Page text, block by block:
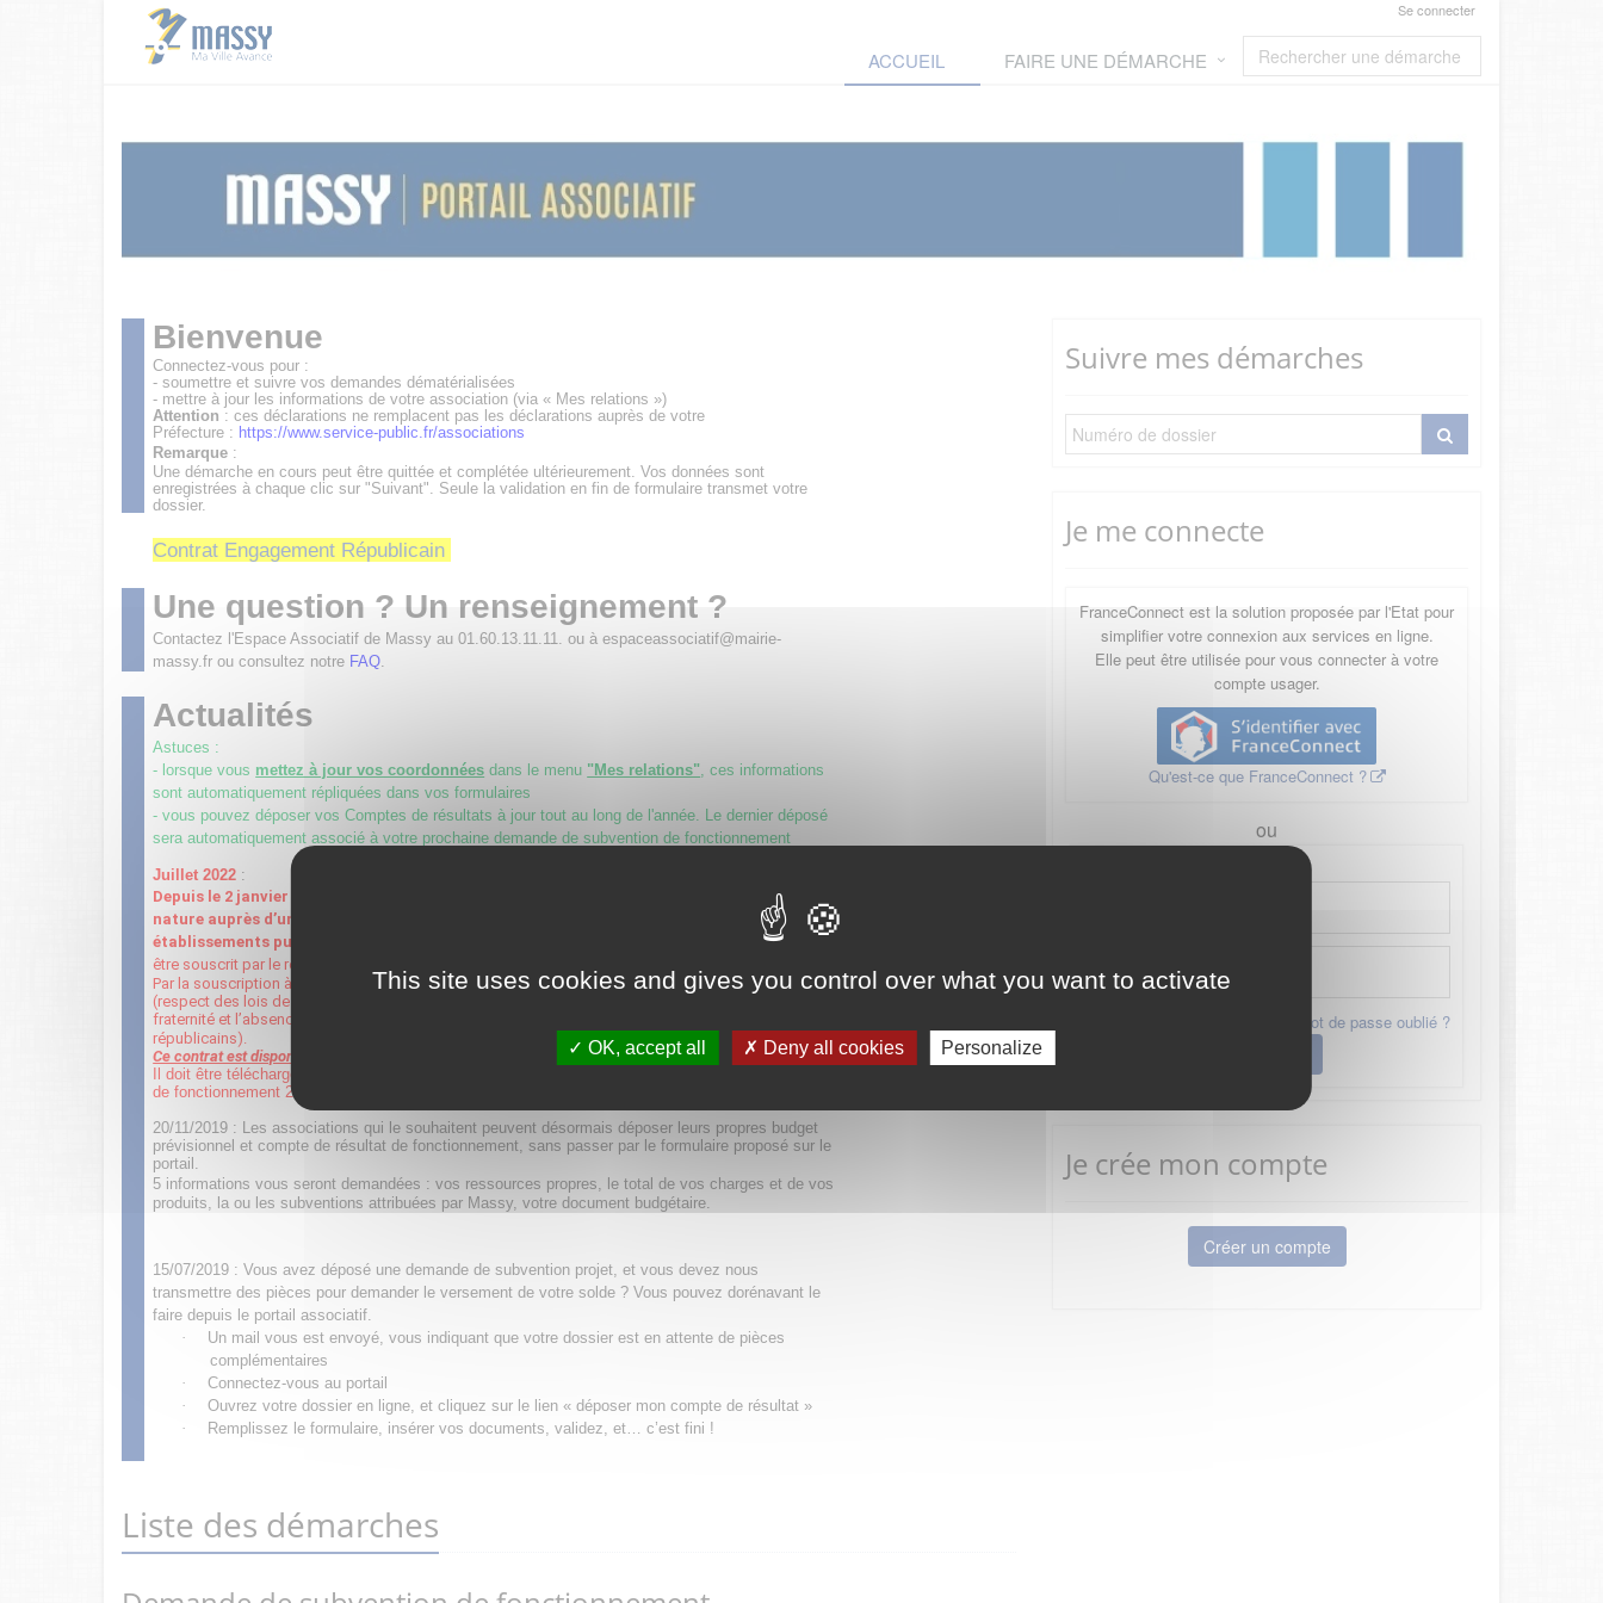
Se connecter
ACCUEIL FAIRE UNE DÉMARCHE
Bienvenue
Connectez-vous pour :
- soumettre et suivre vos demandes dématérialisées
- mettre à jour les informations de votre association (via « Mes relations »)
Attention : ces déclarations ne remplacent pas les déclarations auprès de votre
Préfecture : https://www.service-public.fr/associations
Remarque :
Une démarche en cours peut être quittée et complétée ultérieurement. Vos données sont
enregistrées à chaque clic sur "Suivant". Seule la validation en fin de formulaire transmet votre
dossier.
Contrat Engagement Républicain
Une question ? Un renseignement ?
Contactez l'Espace Associatif de Massy au 01.60.13.11.11. ou à espaceassociatif@mairie-
massy.fr ou consultez notre FAQ.
Actualités
Astuces :
- lorsque vous mettez à jour vos coordonnées dans le menu "Mes relations", ces informations
sont automatiquement répliquées dans vos formulaires
- vous pouvez déposer vos Comptes de résultats à jour tout au long de l'année. Le dernier déposé
sera automatiquement associé à votre prochaine demande de subvention de fonctionnement
Juillet 2022 :
Depuis le 2 janvier 2022, toute association sollicitant une subvention, un avantage en
nature auprès d’une autorité administrative (État, collectivités territoriales,
établissements publics
) doit être signataire du contrat d’engagement républicain
être souscrit par le représentant légal de l’association ou la fondation.
Par la souscription à ce contrat, l’association s’engage à respecter les principes républicains
(respect des lois de la république, la liberté de conscience, l’égalité et la non discrimination, la
fraternité et l’absence de violence, le respect de la dignité humaine, le respect des symboles
républicains).
Ce contrat est disponible ci-dessus.
Il doit être téléchargé, signé et intégré en pièce jointe à votre dossier de demande de subvention
de fonctionnement 2023.
20/11/2019 : Les associations qui le souhaitent peuvent désormais déposer leurs propres budget
prévisionnel et compte de résultat de fonctionnement, sans passer par le formulaire proposé sur le
portail.
5 informations vous seront demandées : vos ressources propres, le total de vos charges et de vos
produits, la ou les subventions attribuées par Massy, votre document budgétaire.
15/07/2019 : Vous avez déposé une demande de subvention projet, et vous devez nous
transmettre des pièces pour demander le versement de votre solde ? Vous pouvez dorénavant le
faire depuis le portail associatif.
·
Un mail vous est envoyé, vous indiquant que votre dossier est en attente de pièces
complémentaires
·
Connectez-vous au portail
·
Ouvrez votre dossier en ligne, et cliquez sur le lien « déposer mon compte de résultat »
·
Remplissez le formulaire, insérer vos documents, validez, et… c’est fini !
Liste des démarches
Suivre mes démarches
Je me connecte
FranceConnect est la solution proposée par l'Etat pour
simplifier votre connexion aux services en ligne.
Elle peut être utilisée pour vous connecter à votre
compte usager.
Qu'est-ce que FranceConnect ?
ou
Mot de passe oublié ?
Je crée mon compte
Créer un compte
This site uses cookies and gives you control over what you want to activate
OK, accept all Deny all cookies Personalize